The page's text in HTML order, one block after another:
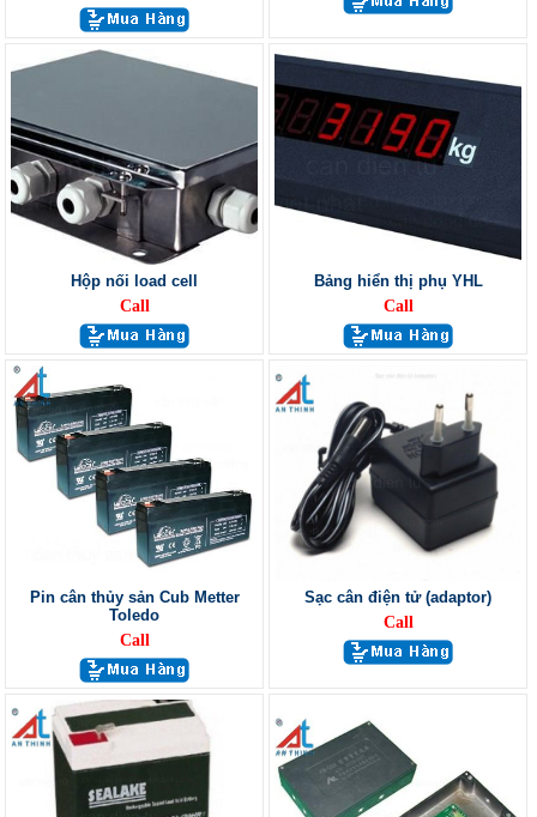
Hộp nối load cell
Call
Bảng hiển thị phụ YHL
Call
Pin cân thủy sản Cub Metter
Toledo
Call
Sạc cân điện tử (adaptor)
Call